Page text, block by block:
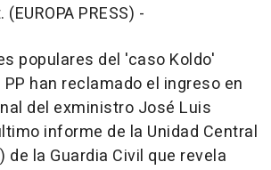
PRESS) -
populares del 'caso Koldo'
han reclamado el ingreso en
del exministro José Luis
informe de la Unidad Central
de la Guardia Civil que revela